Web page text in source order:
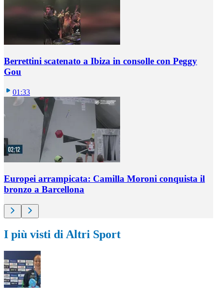
Berrettini scatenato a Ibiza in consolle con Peggy
Gou
01:33
Europei arrampicata: Camilla Moroni conquista il
bronzo a Barcellona
I più visti di Altri Sport